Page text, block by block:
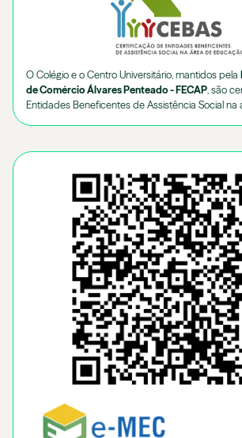
O Colégio e o Centro Universitário, mantidos pela
de Comércio Álvares Penteado - FECAP , são
Entidades Beneficentes de Assistência Social na